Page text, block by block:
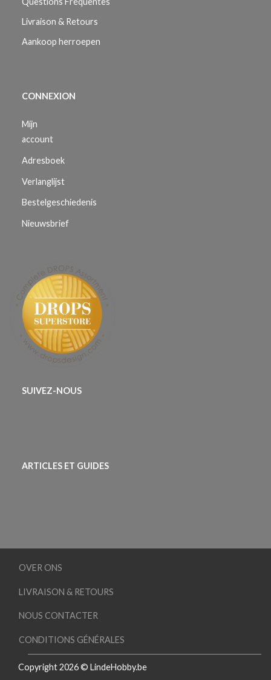
Livraison & Retours
Aankoop herroepen
CONNEXION
Mijn
account
Adresboek
Verlanglijst
Bestelgeschiedenis
Nieuwsbrief
SUIVEZ-NOUS
ARTICLES ET GUIDES
OVER ONS
LIVRAISON & RETOURS
NOUS CONTACTER
CONDITIONS GÉNÉRALES
Copyright 2026 © LindeHobby.be